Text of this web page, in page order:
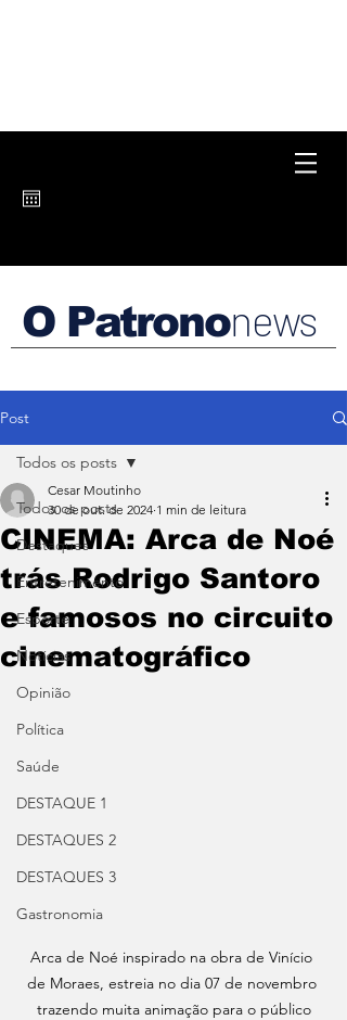
O Patrononews
Post
Todos os posts
Destaques
Entretenimento
Esporte
Notícias
Opinião
Política
Saúde
DESTAQUE 1
DESTAQUES 2
DESTAQUES 3
Gastronomia
Todos os posts
CINEMA: Arca de Noé
trás Rodrigo Santoro
e famosos no circuito
cinematográfico
Cesar Moutinho
30 de out. de 2024 1 min de leitura
Arca de Noé inspirado na obra de Vinício
de Moraes, estreia no dia 07 de novembro
trazendo muita animação para o público